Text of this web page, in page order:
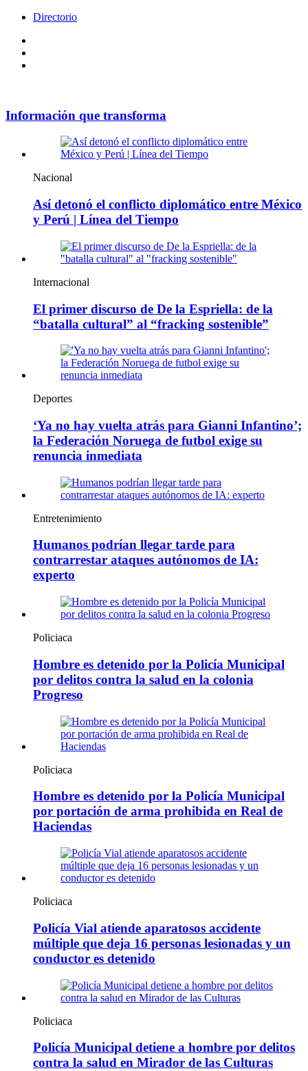
Directorio
Información que transforma
Nacional
Así detonó el conflicto diplomático entre México
y Perú | Línea del Tiempo
Internacional
El primer discurso de De la Espriella: de la
“batalla cultural” al “fracking sostenible”
Deportes
‘Ya no hay vuelta atrás para Gianni Infantino’;
la Federación Noruega de futbol exige su
renuncia inmediata
Entretenimiento
Humanos podrían llegar tarde para
contrarrestar ataques autónomos de IA:
experto
Policiaca
Hombre es detenido por la Policía Municipal
por delitos contra la salud en la colonia
Progreso
Policiaca
Hombre es detenido por la Policía Municipal
por portación de arma prohibida en Real de
Haciendas
Policiaca
Policía Vial atiende aparatosos accidente
múltiple que deja 16 personas lesionadas y un
conductor es detenido
Policiaca
Policía Municipal detiene a hombre por delitos
contra la salud en Mirador de las Culturas